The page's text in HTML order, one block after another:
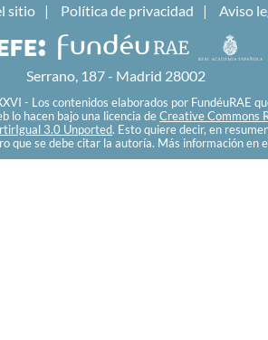
sitio Política de privacidad Aviso
Serrano, 187 - Madrid 28002
- Los contenidos elaborados por FundéuRAE
lo hacen bajo una licencia de Creative Commons
3.0 Unported. Esto quiere decir, en
que se debe citar la autoría. Más información en